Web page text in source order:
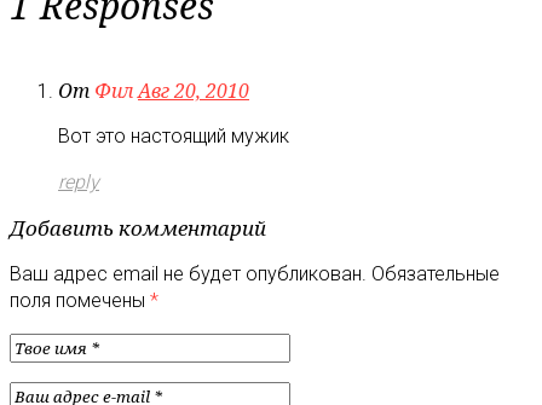
От ФилАвг 20, 2010
Вот это настоящий мужик
reply
Добавить комментарий
Ваш адрес email не будет опубликован. Обязательные
поля помечены *